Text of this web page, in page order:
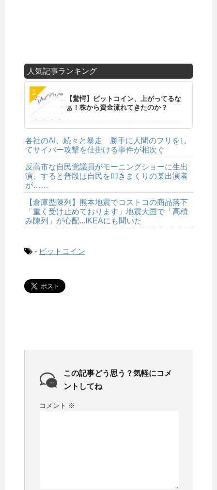
人気記事ランキング
【驚愕】ビットコイン、上がってるな
ぁ！株から資金流れてきたのか？
各社のAI、続々と暴走 勝手に人間のフリをし
てサイバー攻撃を仕掛ける事件が相次ぐ
反高市な自民党議員がモーニングショーに生出
演、すると普段は自民を叩きまくりの某出演者
が……
【倉庫型陳列】熊本地震でコストコの商品落下
「重く受け止めております」地震大国で「高積
み陳列」が心配...IKEAにも聞いた
- ビットコイン
この記事どう思う？気軽にコメ
ントしてね
コメント ※